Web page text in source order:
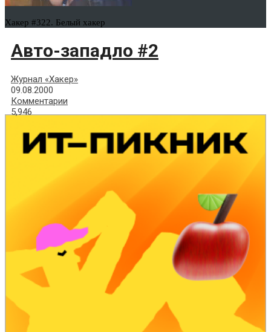
Хакер #322. Белый хакер
Авто-западло #2
Журнал «Хакер»
09.08.2000
Комментарии
5,946